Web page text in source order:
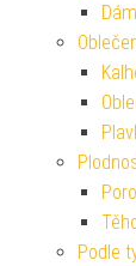
Podle